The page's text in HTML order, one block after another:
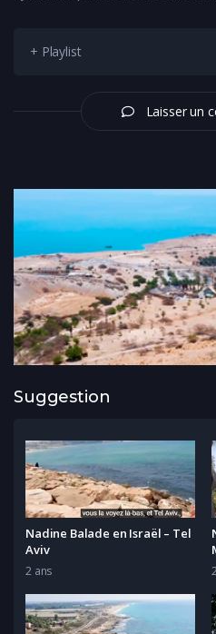
+ Playlist
Laisser un
Suggestion
Nadine Balade en Israël – Tel
Aviv
2 ans